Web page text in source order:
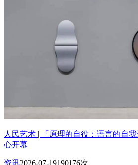
人民艺术 | 「原理的自役：语言的自
心开幕
资讯2026-07-19190176次